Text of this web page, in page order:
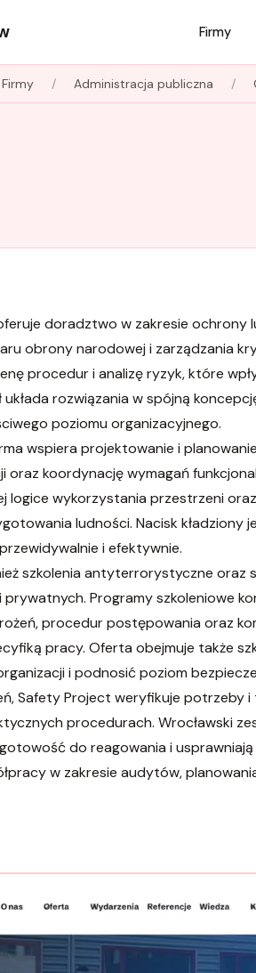
Firmy
Firmy Administracja publiczna
doradztwo w zakresie
obrony narodowej i zarządzania
procedur i analizę ryzyk, które
rozwiązania w spójną
poziomu organizacyjnego.
wspiera projektowanie i
koordynację wymagań
logice wykorzystania przestrzeni
ludności. Nacisk kładziony
i efektywnie.
szkolenia antyterrorystyczne oraz
Programy szkoleniowe
procedur postępowania oraz
pracy. Oferta obejmuje także
i podnosić poziom
Safety Project weryfikuje potrzeby
procedurach. Wrocławski
do reagowania i
w zakresie audytów,